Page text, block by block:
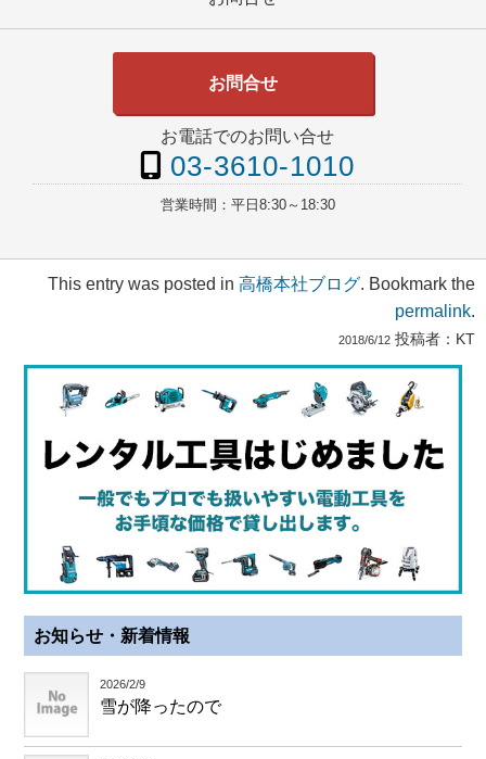
お問合せ
お電話でのお問い合せ
03-3610-1010
営業時間： 平日8:30～18:30
This entry was posted in 高橋本社ブログ. Bookmark the
permalink.
2018/6/12 投稿者： KT
お知らせ・新着情報
2026/2/9
雪が降ったので